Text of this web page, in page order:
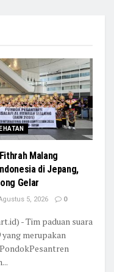
Malang
di Jepang,
Gelar
5, 2026 0
- Tim paduan suara
yang merupakan